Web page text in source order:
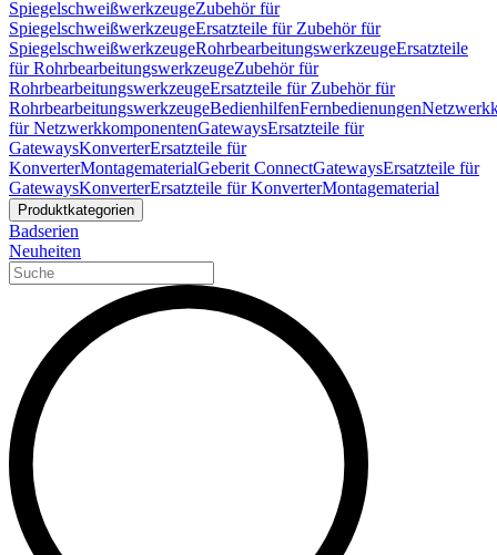
SpiegelschweißwerkzeugeZubehör für
SpiegelschweißwerkzeugeErsatzteile für Zubehör für
SpiegelschweißwerkzeugeRohrbearbeitungswerkzeugeErsatzteile
für RohrbearbeitungswerkzeugeZubehör für
RohrbearbeitungswerkzeugeErsatzteile für Zubehör für
RohrbearbeitungswerkzeugeBedienhilfenFernbedienungen
für NetzwerkkomponentenGatewaysErsatzteile für
GatewaysKonverterErsatzteile für
KonverterMontagematerialGeberit ConnectGatewaysErsatzteile für
GatewaysKonverterErsatzteile für KonverterMontagematerial
Produktkategorien
Badserien
Neuheiten